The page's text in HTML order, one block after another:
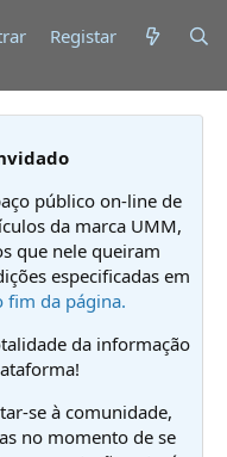
Registar
público on-line de
da marca UMM,
que nele queiram
especificadas em
fim da página.
da informação
se à comunidade,
no momento de se